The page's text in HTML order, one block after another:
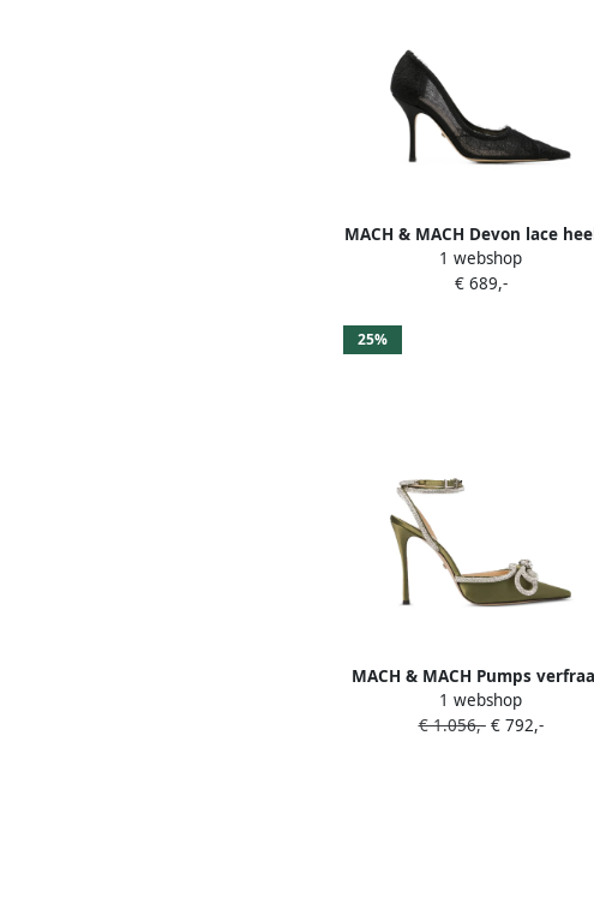
MACH & MACH Devon lace
pumps Zwart
1 webshop
€ 689,-
25%
MACH & MACH Pumps
met kristallen en dubbele
Groen
1 webshop
€ 1.056,-€ 792,-